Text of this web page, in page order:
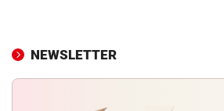
NEWSLETTER